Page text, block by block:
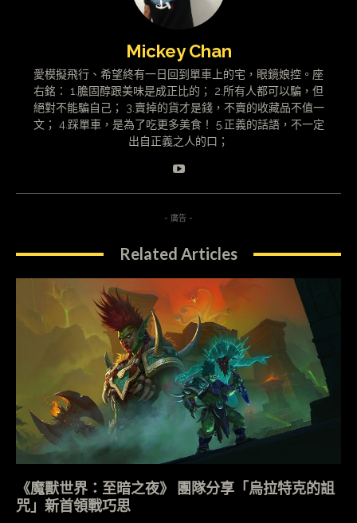
Mickey Chan
愛模擬飛行、希望終有一日回到單車上的宅，眼鏡娘控。座
右銘： 1.膽固醇跟美味是成正比的； 2.所有人都可以騙，但
絕對不能騙自己； 3.賣掉的貨才是錢，不賣的收藏品不值一
文； 4.踩單車，是為了吃更多美食！ 5.正義的話語，不一定
出自正義之人的口；
- 廣告 -
Related Articles
《魔獸世界：至暗之夜》 團隊分享「烏拉特克的詛
咒」新首領戰巧思